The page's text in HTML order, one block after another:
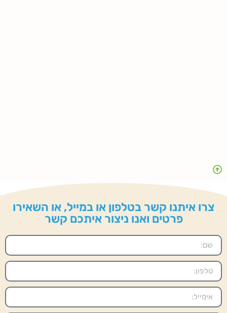
צרו איתנו קשר בטלפון או במייל, או השאירו
פרטים ואנו ניצור איתכם קשר